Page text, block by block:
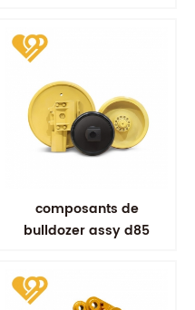
composants de
bulldozer assy d85